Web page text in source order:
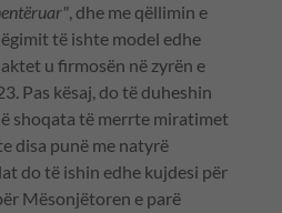
, dhe me qëllimin e
të ishte model edhe
u firmosën në zyrën e
Pas kësaj, do të duheshin
shoqata të merrte miratimet
disa punë me natyrë
do të ishin edhe kujdesi për
Mësonjëtoren e parë